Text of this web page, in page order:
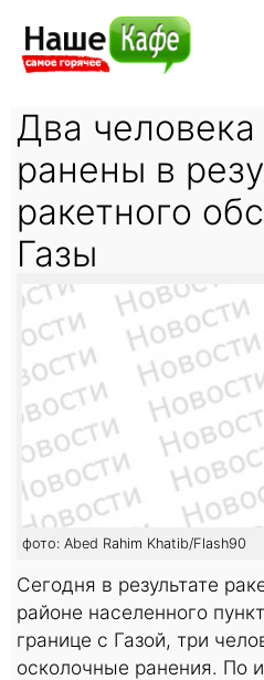
Два
ранены в
ракетного
Газы
фото: Abed Rahim Khatib/Flash90
Сегодня в результате
районе населенного
границе с Газой, три
осколочные ранения.